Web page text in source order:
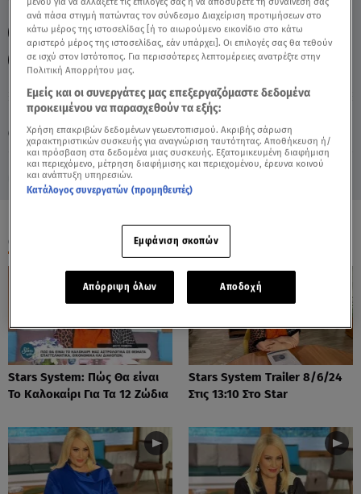
Πέμπτη 6 Αυγούστου 2026
12.11.22, 13:25 ΖΩΔΙΑ
TAGS: STARS SYSTEM 12/11/22 ΖΩΔΙΑ
ΖΩΔΙΑ ΑΣΗ ΜΠΗΛΙΟΥ ΑΣΤΡΟΛΟΓΙΚΕΣ ΠΡΟΒΛΕΨΕΙΣ
ΤΑΥΡΟΣ
ΑΣΗ ΜΠΗΛΙΟΥ
STARS SYSTEM
ΟΛΑ ΤΑ ΒΙΝΤΕΟ
Stars System: Πώς Θα είναι
Το Καλοκαίρι Για Τα 12 Ζώδια
Stars System Trailer 8/6/24
Στις 13:10 Στο Star
ανά πάσα στιγμή πατώντας τον σύνδεσμο Διαχείριση προτιμήσεων στο
κάτω μέρος της ιστοσελίδας [ή το αιωρούμενο εικονίδιο στο κάτω
αριστερό μέρος της ιστοσελίδας, εάν υπάρχει]. Οι επιλογές σας θα τεθούν
σε ισχύ στον Ιστότοπος. Για περισσότερες λεπτομέρειες ανατρέξτε στην
Πολιτική Απορρήτου μας.
Εμείς και οι συνεργάτες μας επεξεργαζόμαστε δεδομένα
προκειμένου να παρασχεθούν τα εξής:
Χρήση επακριβών δεδομένων γεωεντοπισμού. Ακριβής σάρωση
χαρακτηριστικών συσκευής για αναγνώριση ταυτότητας. Αποθήκευση ή/
και πρόσβαση στα δεδομένα μιας συσκευής. Εξατομικευμένη διαφήμιση
και περιεχόμενο, μέτρηση διαφήμισης και περιεχομένου, έρευνα κοινού
και ανάπτυξη υπηρεσιών.
Κατάλογος συνεργατών (προμηθευτές)
Εμφάνιση σκοπών
Απόρριψη όλων Αποδοχή